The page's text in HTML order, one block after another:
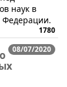
наук в
Федерации.
1780
08/07/2020